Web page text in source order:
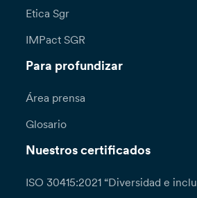
Etica Sgr
IMPact SGR
Para profundizar
Área prensa
Glosario
Nuestros certificados
ISO 30415:2021 “Diversidad e